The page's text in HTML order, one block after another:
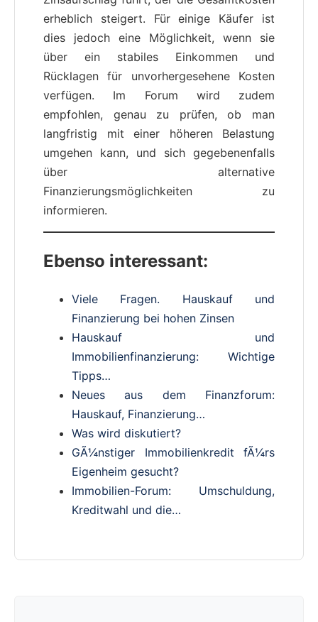
erheblich steigert. Für einige Käufer ist
dies jedoch eine Möglichkeit, wenn sie
über ein stabiles Einkommen und
Rücklagen für unvorhergesehene Kosten
verfügen. Im Forum wird zudem
empfohlen, genau zu prüfen, ob man
langfristig mit einer höheren Belastung
umgehen kann, und sich gegebenenfalls
über alternative
Finanzierungsmöglichkeiten zu
informieren.
Ebenso interessant:
Viele Fragen. Hauskauf und
Finanzierung bei hohen Zinsen
Hauskauf und
Immobilienfinanzierung: Wichtige
Tipps…
Neues aus dem Finanzforum:
Hauskauf, Finanzierung…
Was wird diskutiert?
GÃ¼nstiger Immobilienkredit fÃ¼rs
Eigenheim gesucht?
Immobilien-Forum: Umschuldung,
Kreditwahl und die…